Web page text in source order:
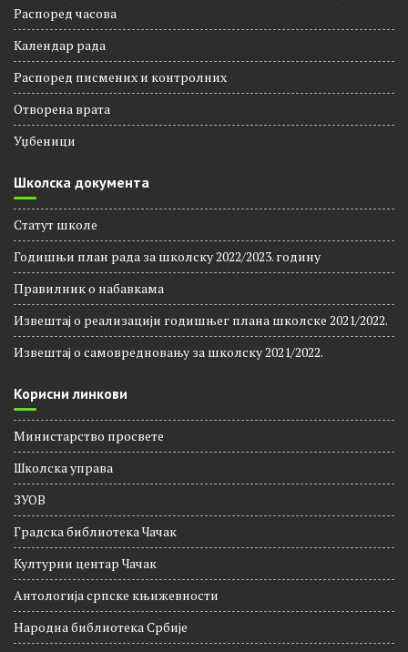
Распорeд часова
Календар рада
Распоред писмених и контролних
Отворена врата
Уџбеници
Школска документа
Статут школе
Годишњи план рада за школску 2022/2023. годину
Правилник о набавкама
Извештај о реализацији годишњег плана школске 2021/2022.
Извештај о самовредновању за школску 2021/2022.
Корисни линкови
Министарство просвете
Школска управа
ЗУОВ
Градска библиотека Чачак
Културни центар Чачак
Антологија српске књижевности
Народна библиотека Србије